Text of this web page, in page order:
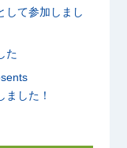
して参加しまし
た
した！